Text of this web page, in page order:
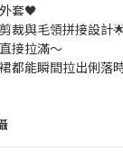
套🖤
裁與毛領拼接設計
接拉滿～
都能瞬間拉出俐落